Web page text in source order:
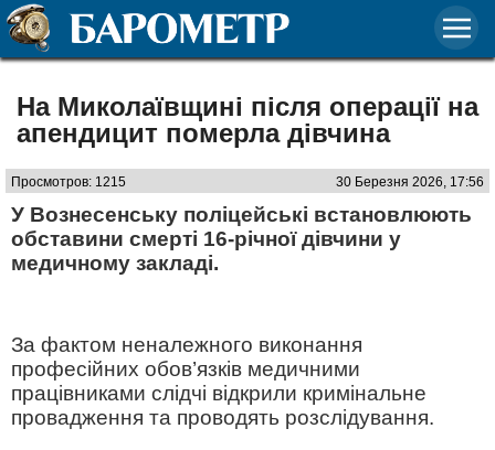
На Миколаївщині після операції на
апендицит померла дівчина
Просмотров: 1215 30 Березня 2026, 17:56
У Вознесенську поліцейські встановлюють
обставини смерті 16-річної дівчини у
медичному закладі.
За фактом неналежного виконання
професійних обов’язків медичними
працівниками слідчі відкрили кримінальне
провадження та проводять розслідування.